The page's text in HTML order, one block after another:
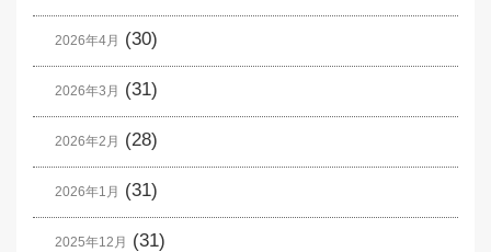
2026年4月 (30)
2026年3月 (31)
2026年2月 (28)
2026年1月 (31)
2025年12月 (31)